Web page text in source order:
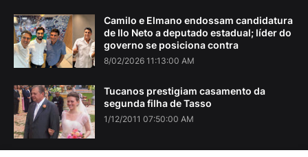
Camilo e Elmano endossam candidatura
de Ilo Neto a deputado estadual; líder do
governo se posiciona contra
8/02/2026 11:13:00 AM
Tucanos prestigiam casamento da
segunda filha de Tasso
1/12/2011 07:50:00 AM